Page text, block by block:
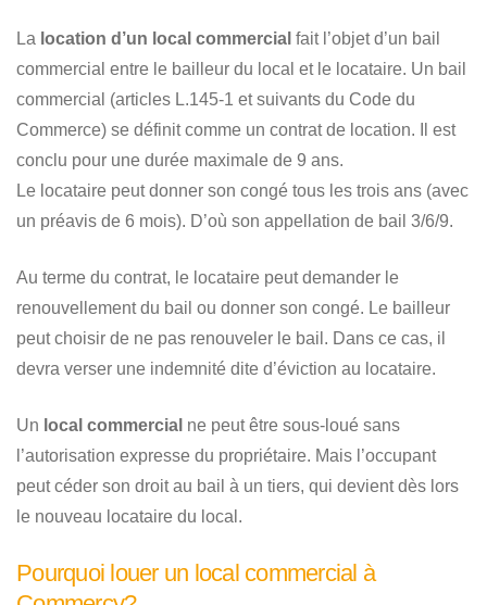
La location d’un local commercial fait l’objet d’un bail
commercial entre le bailleur du local et le locataire. Un bail
commercial (articles L.145-1 et suivants du Code du
Commerce) se définit comme un contrat de location. Il est
conclu pour une durée maximale de 9 ans.
Le locataire peut donner son congé tous les trois ans (avec
un préavis de 6 mois). D’où son appellation de bail 3/6/9.
Au terme du contrat, le locataire peut demander le
renouvellement du bail ou donner son congé. Le bailleur
peut choisir de ne pas renouveler le bail. Dans ce cas, il
devra verser une indemnité dite d’éviction au locataire.
Un local commercial ne peut être sous-loué sans
l’autorisation expresse du propriétaire. Mais l’occupant
peut céder son droit au bail à un tiers, qui devient dès lors
le nouveau locataire du local.
Pourquoi louer un local commercial à